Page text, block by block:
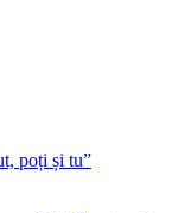
poți și tu”